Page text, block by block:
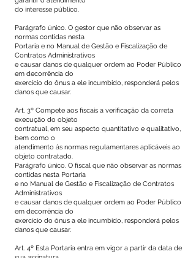
do interesse público.
Parágrafo único. O gestor que não observar as
normas contidas nesta
Portaria e no Manual de Gestão e Fiscalização de
Contratos Administrativos
e causar danos de qualquer ordem ao Poder Público
em decorrência do
exercício do ônus a ele incumbido, responderá pelos
danos que causar.
Art. 3º Compete aos fiscais a verificação da correta
execução do objeto
contratual, em seu aspecto quantitativo e qualitativo,
bem como o
atendimento às normas regulamentares aplicáveis ao
objeto contratado.
Parágrafo único. O fiscal que não observar as normas
contidas nesta Portaria
e no Manual de Gestão e Fiscalização de Contratos
Administrativos
e causar danos de qualquer ordem ao Poder Público
em decorrência do
exercício do ônus a ele incumbido, responderá pelos
danos que causar.
Art. 4º Esta Portaria entra em vigor a partir da data de
sua assinatura